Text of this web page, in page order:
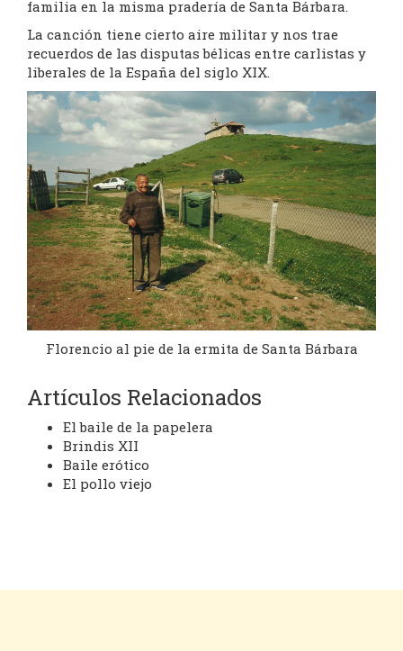
familia en la misma pradería de Santa Bárbara.
La canción tiene cierto aire militar y nos trae
recuerdos de las disputas bélicas entre carlistas y
liberales de la España del siglo XIX.
Florencio al pie de la ermita de Santa Bárbara
Artículos Relacionados
El baile de la papelera
Brindis XII
Baile erótico
El pollo viejo